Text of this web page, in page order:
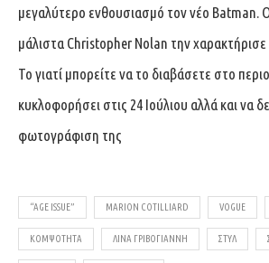
μεγαλύτερο ενθουσιασμό τον νέο Batman.
μάλιστα Christopher Nolan την
Το γιατί μπορείτε να το διαβάσετε στο
κυκλοφορήσει στις 24 Ιούλιου αλλά και να
φωτογράφιση της
“AGE ISSUE” MARION COTILLIARD VOGUE
ΚΟΜΨΌΤΗΤΑ ΛΙΝΑ ΓΡΙΒΟΓΙΆΝΝΗ ΣΤΥΛ